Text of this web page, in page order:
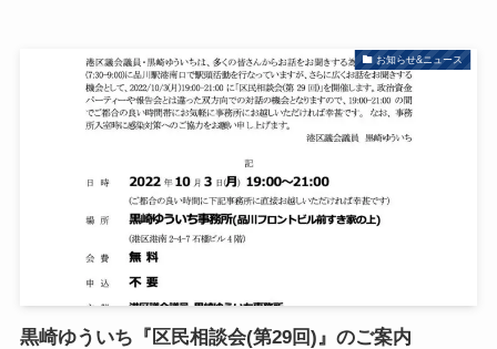
お知らせ&ニュース
黒崎ゆういち『区民相談会(第29回)』のご案内